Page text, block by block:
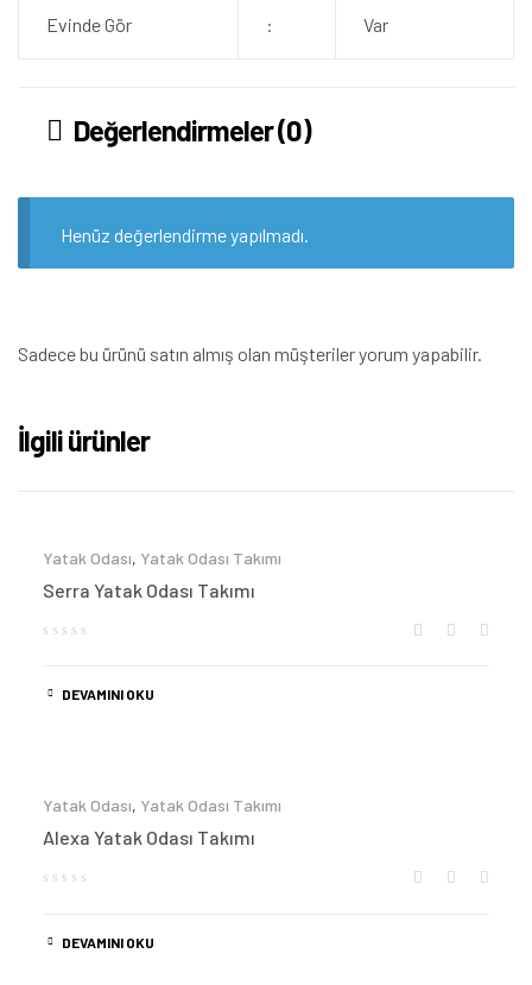
Evinde Gör : Var
Değerlendirmeler (0)
Henüz değerlendirme yapılmadı.
Sadece bu ürünü satın almış olan müşteriler yorum yapabilir.
İlgili ürünler
Yatak Odası, Yatak Odası Takımı
Serra Yatak Odası Takımı
DEVAMINI OKU
Yatak Odası, Yatak Odası Takımı
Alexa Yatak Odası Takımı
DEVAMINI OKU